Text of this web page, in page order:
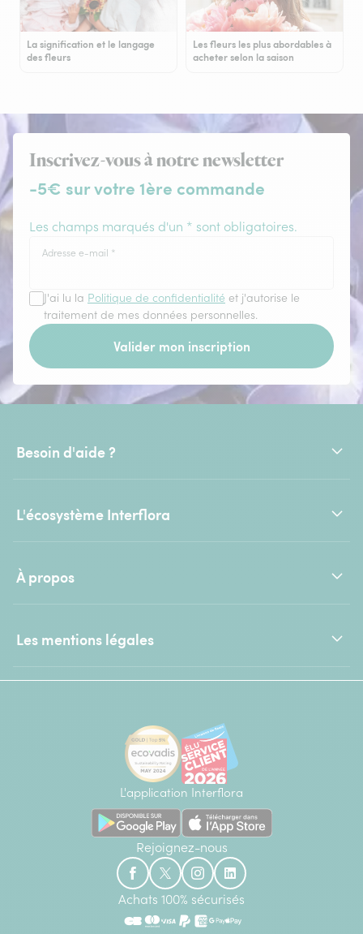
La signification et le langage
des fleurs
Les fleurs les plus abordables à
acheter selon la saison
Inscrivez-vous à notre newsletter
-5€ sur votre 1ère commande
Les champs marqués d'un * sont obligatoires.
Adresse e-mail *
J'ai lu la Politique de confidentialité et j'autorise le
traitement de mes données personnelles.
Valider mon inscription
Besoin d'aide ?
L'écosystème Interflora
À propos
Les mentions légales
L'application Interflora
Rejoignez-nous
Achats 100% sécurisés